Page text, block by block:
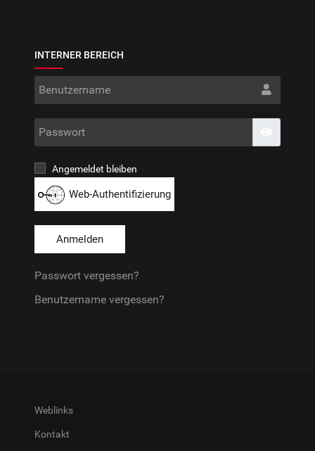
INTERNER BEREICH
Angemeldet bleiben
Web-Authentifizierung
Anmelden
Passwort vergessen?
Benutzername vergessen?
Weblinks
Kontakt